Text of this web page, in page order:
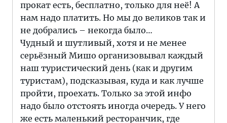
прокат есть, бесплатно, только для неё! А
нам надо платить. Но мы до великов так и
не добрались – некогда было…
Чудный и шутливый, хотя и не менее
серьёзный Мишо организовывал каждый
наш туристический день (как и другим
туристам), подсказывая, куда и как лучше
пройти, проехать. Только за этой инфо
надо было отстоять иногда очередь. У него
же есть маленький ресторанчик, где